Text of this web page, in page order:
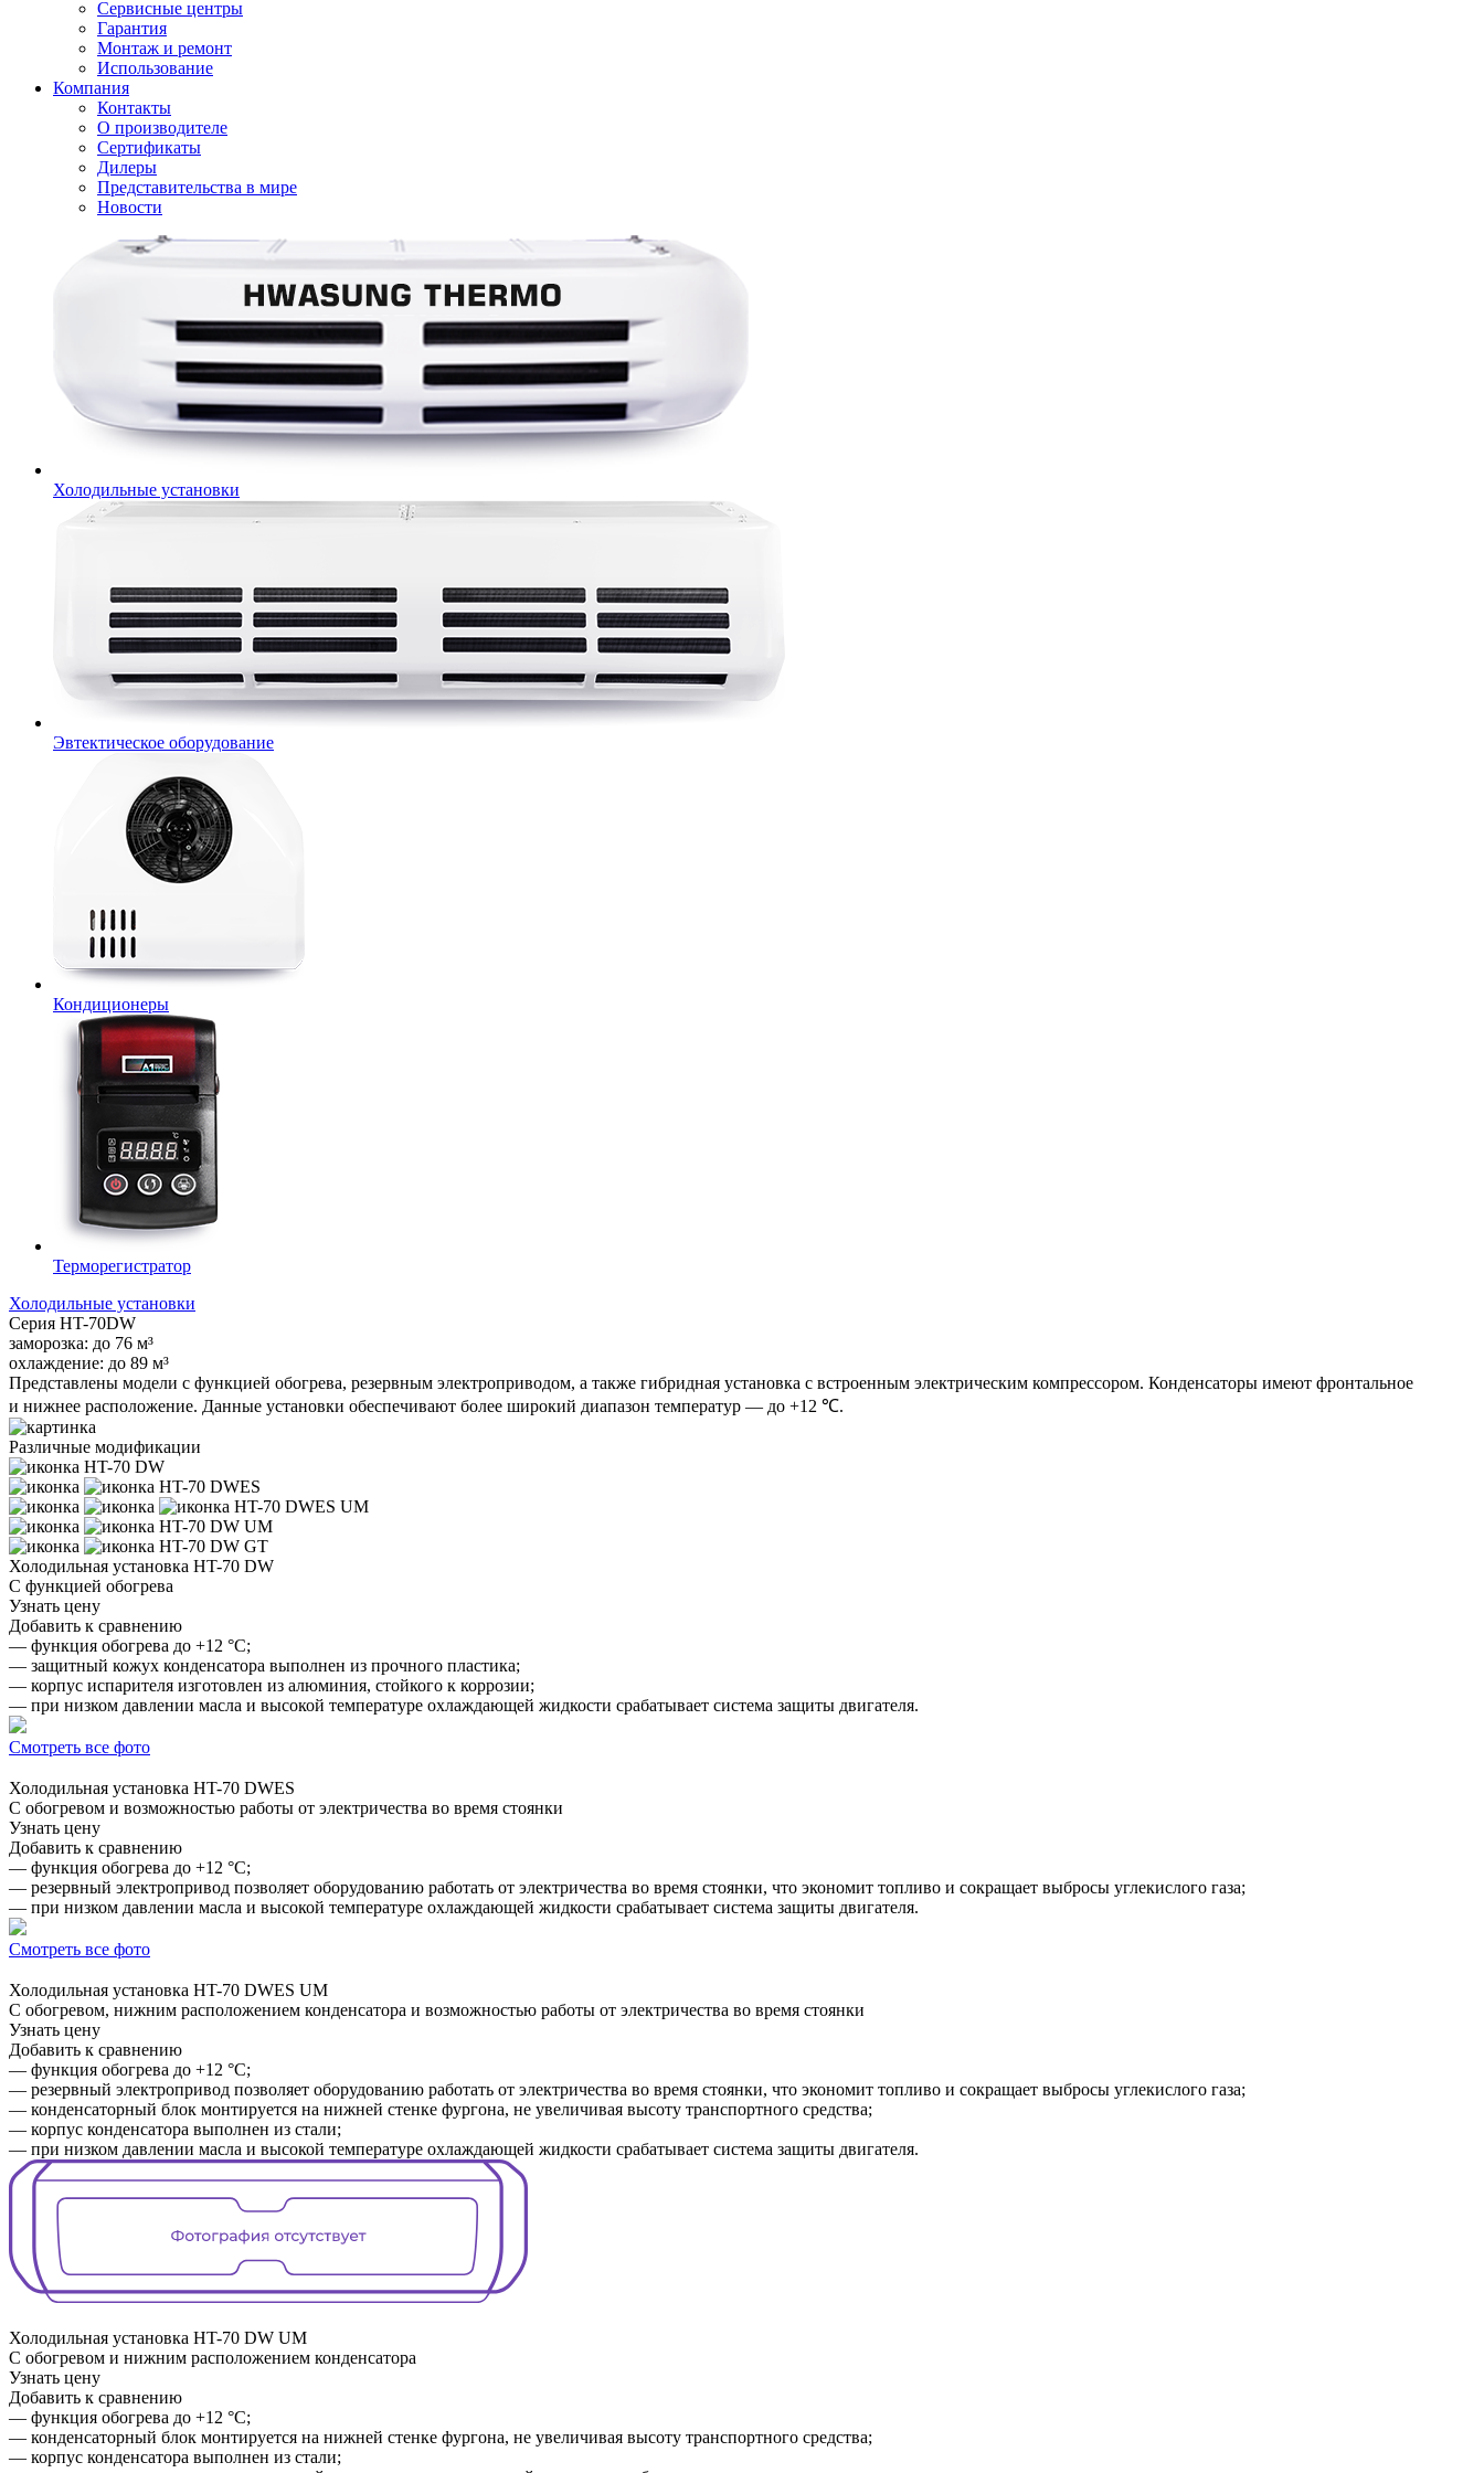
Сервисные центры
Гарантия
Монтаж и ремонт
Использование
Компания
Контакты
О производителе
Сертификаты
Дилеры
Представительства в мире
Новости
Холодильные установки
Эвтектическое оборудование
Кондиционеры
Терморегистратор
Холодильные установки
Серия HT-70DW
заморозка: до 76 м³
охлаждение: до 89 м³
Представлены модели с функцией обогрева, резервным электроприводом, а также гибридная установка с встроенным электрическим компрессором. Конденсаторы имеют фронтальное
и нижнее расположение. Данные установки обеспечивают более широкий диапазон температур — до +12 ℃.
Различные модификации
HT-70 DW
HT-70 DWES
HT-70 DWES UM
HT-70 DW UM
HT-70 DW GT
Холодильная установка HT-70 DW
С функцией обогрева
Узнать цену
Добавить к сравнению
— функция обогрева до +12 °C;
— защитный кожух конденсатора выполнен из прочного пластика;
— корпус испарителя изготовлен из алюминия, стойкого к коррозии;
— при низком давлении масла и высокой температуре охлаждающей жидкости срабатывает система защиты двигателя.
Смотреть все фото
Холодильная установка HT-70 DWES
С обогревом и возможностью работы от электричества во время стоянки
Узнать цену
Добавить к сравнению
— функция обогрева до +12 °C;
— резервный электропривод позволяет оборудованию работать от электричества во время стоянки, что экономит топливо и сокращает выбросы углекислого газа;
— при низком давлении масла и высокой температуре охлаждающей жидкости срабатывает система защиты двигателя.
Смотреть все фото
Холодильная установка HT-70 DWES UM
С обогревом, нижним расположением конденсатора и возможностью работы от электричества во время стоянки
Узнать цену
Добавить к сравнению
— функция обогрева до +12 °C;
— резервный электропривод позволяет оборудованию работать от электричества во время стоянки, что экономит топливо и сокращает выбросы углекислого газа;
— конденсаторный блок монтируется на нижней стенке фургона, не увеличивая высоту транспортного средства;
— корпус конденсатора выполнен из стали;
— при низком давлении масла и высокой температуре охлаждающей жидкости срабатывает система защиты двигателя.
Холодильная установка HT-70 DW UM
С обогревом и нижним расположением конденсатора
Узнать цену
Добавить к сравнению
— функция обогрева до +12 °C;
— конденсаторный блок монтируется на нижней стенке фургона, не увеличивая высоту транспортного средства;
— корпус конденсатора выполнен из стали;